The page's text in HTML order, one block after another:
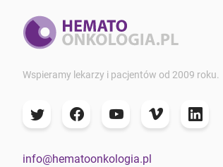
Wspieramy lekarzy i pacjentów od 2009 roku.
info@hematoonkologia.pl